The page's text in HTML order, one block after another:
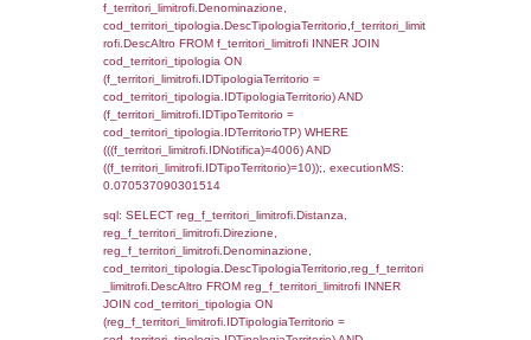
cod_territori_tipologia.IDTerritorioTP)
(((f_territori_limitrofi.IDNotifica)=4006) AND
((f_territori_limitrofi.IDTipoTerritorio)=4)),
0.072101831436157
sql: SELECT f_territori_limitrofi.Distanza,
f_territori_limitrofi.Direzione,
f_territori_limitrofi.DescAltro FROM
JOIN cod_territori_tipologia ON
(f_territori_limitrofi.IDTipologiaTerritorio =
cod_territori_tipologia.IDTipologiaTerritorio)